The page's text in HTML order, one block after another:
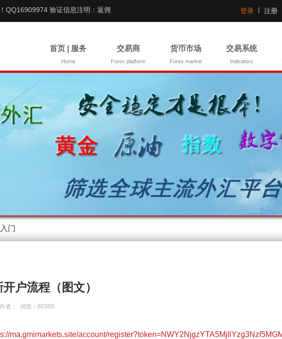
QQ16909974 验证信息注明：返佣 登录 注册
首页 | 服务
Home
交易商
Forex platform
货币市场
Forex market
交易系统
Indicators
门
户流程（图文）
者： 浏览：80300
ma.gmimarkets.site/account/